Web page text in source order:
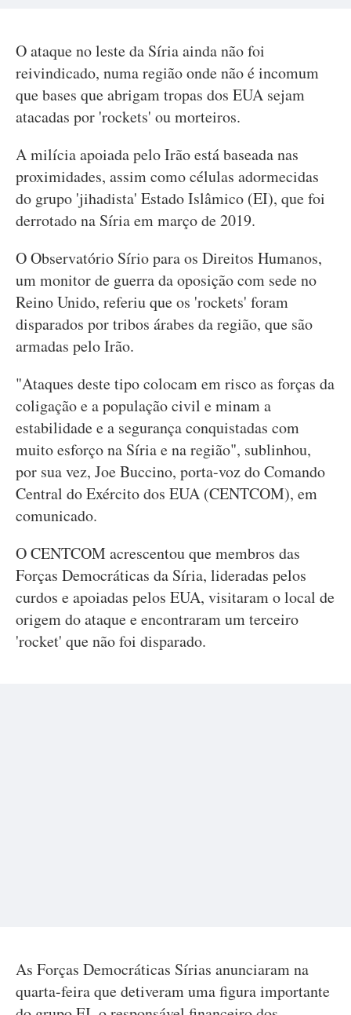
O ataque no leste da Síria ainda não foi
reivindicado, numa região onde não é incomum
que bases que abrigam tropas dos EUA sejam
atacadas por 'rockets' ou morteiros.
A milícia apoiada pelo Irão está baseada nas
proximidades, assim como células adormecidas
do grupo 'jihadista' Estado Islâmico (EI), que foi
derrotado na Síria em março de 2019.
O Observatório Sírio para os Direitos Humanos,
um monitor de guerra da oposição com sede no
Reino Unido, referiu que os 'rockets' foram
disparados por tribos árabes da região, que são
armadas pelo Irão.
"Ataques deste tipo colocam em risco as forças da
coligação e a população civil e minam a
estabilidade e a segurança conquistadas com
muito esforço na Síria e na região", sublinhou,
por sua vez, Joe Buccino, porta-voz do Comando
Central do Exército dos EUA (CENTCOM), em
comunicado.
O CENTCOM acrescentou que membros das
Forças Democráticas da Síria, lideradas pelos
curdos e apoiadas pelos EUA, visitaram o local de
origem do ataque e encontraram um terceiro
'rocket' que não foi disparado.
As Forças Democráticas Sírias anunciaram na
quarta-feira que detiveram uma figura importante